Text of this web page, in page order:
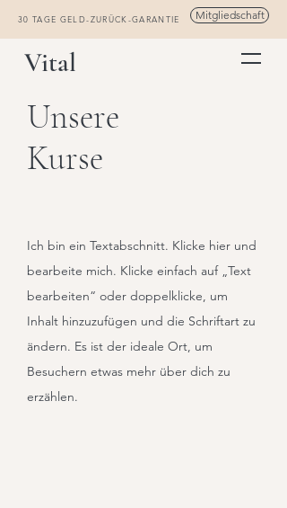
30 TAGE GELD-ZURÜCK-GARANTIE Mitgliedschaft
Vital
Unsere
Kurse
Ich bin ein Textabschnitt. Klicke hier und
bearbeite mich. Klicke einfach auf „Text
bearbeiten“ oder doppelklicke, um
Inhalt hinzuzufügen und die Schriftart zu
ändern. Es ist der ideale Ort, um
Besuchern etwas mehr über dich zu
erzählen.